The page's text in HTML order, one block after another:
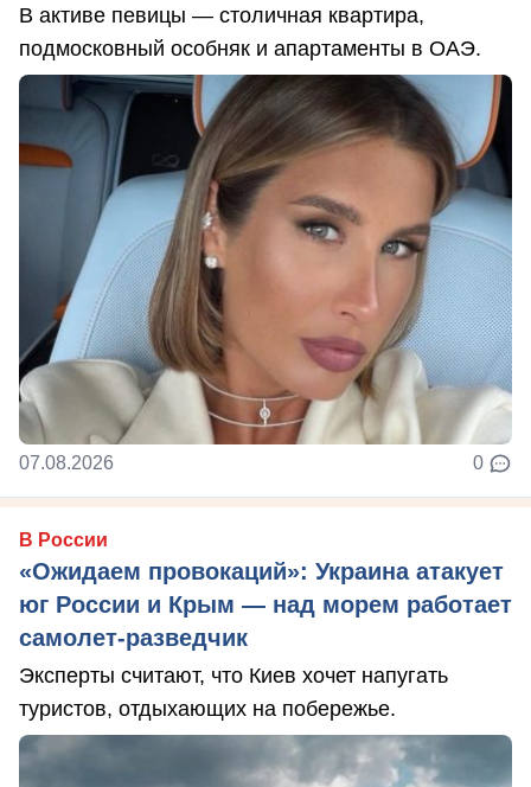
В активе певицы — столичная квартира,
подмосковный особняк и апартаменты в ОАЭ.
07.08.2026 0
В России
«Ожидаем провокаций»: Украина атакует
юг России и Крым — над морем работает
самолет-разведчик
Эксперты считают, что Киев хочет напугать
туристов, отдыхающих на побережье.